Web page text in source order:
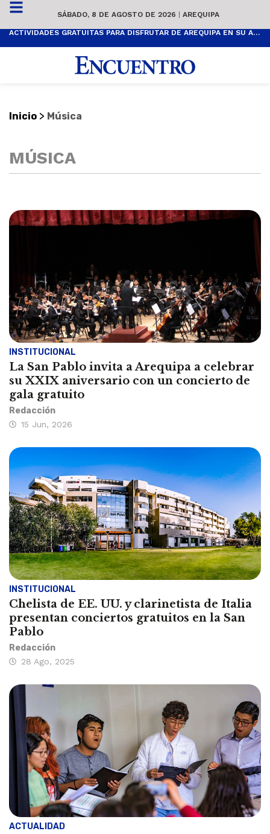
SÁBADO, 8 DE AGOSTO DE 2026 | AREQUIPA
ACTIVIDADES GRATUITAS PARA DISFRUTAR DE AREQUIPA EN SU ANIVERSARIO
Inicio > Música
MÚSICA
INSTITUCIONAL
La San Pablo invita a Arequipa a celebrar
su XXIX aniversario con un concierto de
gala gratuito
Redacción
15 Jun, 2026
INSTITUCIONAL
Chelista de EE. UU. y clarinetista de Italia
presentan conciertos gratuitos en la San
Pablo
Redacción
28 Ago, 2025
ACTUALIDAD